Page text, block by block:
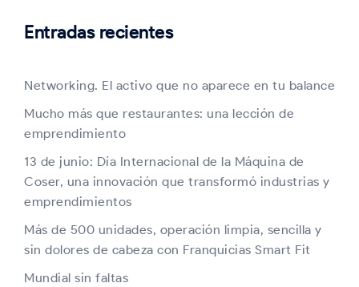
Entradas recientes
Networking. El activo que no aparece en tu balance
Mucho más que restaurantes: una lección de
emprendimiento
13 de junio: Día Internacional de la Máquina de
Coser, una innovación que transformó industrias y
emprendimientos
Más de 500 unidades, operación limpia, sencilla y
sin dolores de cabeza con Franquicias Smart Fit
Mundial sin faltas